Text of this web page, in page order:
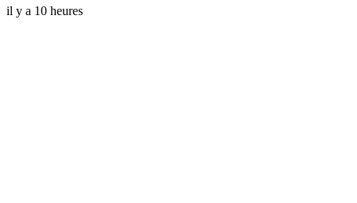
il y a 10 heures